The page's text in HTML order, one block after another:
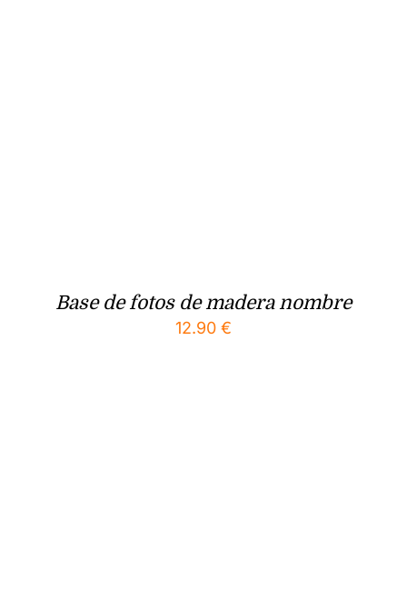
Base de fotos de madera nombre
12.90 €